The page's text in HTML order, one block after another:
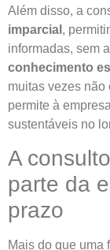
Além disso, a
imparcial ,
informadas, sem
conhecimento
muitas vezes
permite à
sustentáveis no
A
parte da
prazo
Mais do que uma